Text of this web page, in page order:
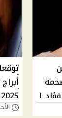
|
2025 | هل برجك منهم؟
الأحد 06/أبريل/